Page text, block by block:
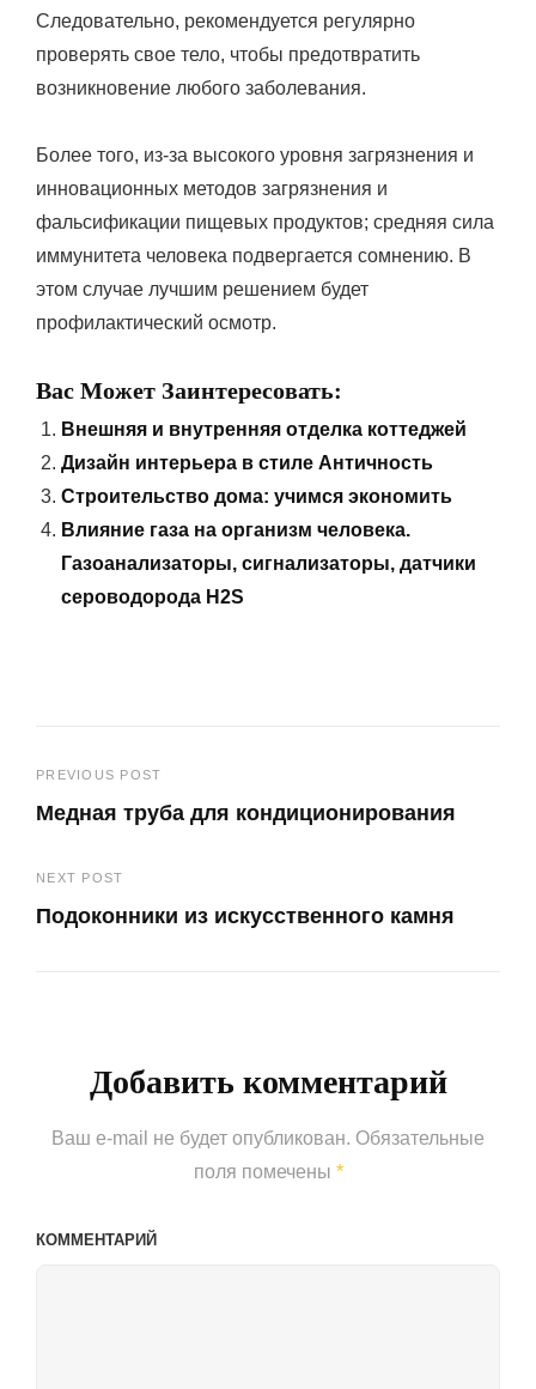
Следовательно, рекомендуется регулярно
проверять свое тело, чтобы предотвратить
возникновение любого заболевания.
Более того, из-за высокого уровня загрязнения и
инновационных методов загрязнения и
фальсификации пищевых продуктов; средняя сила
иммунитета человека подвергается сомнению. В
этом случае лучшим решением будет
профилактический осмотр.
Вас Может Заинтересовать:
Внешняя и внутренняя отделка коттеджей
Дизайн интерьера в стиле Античность
Строительство дома: учимся экономить
Влияние газа на организм человека.
Газоанализаторы, сигнализаторы, датчики
сероводорода H2S
Навигация
по
записям
PREVIOUS POST
Медная труба для кондиционирования
Post
NEXT POST
Подоконники из искусственного камня
Добавить комментарий
Ваш e-mail не будет опубликован. Обязательные
поля помечены *
КОММЕНТАРИЙ